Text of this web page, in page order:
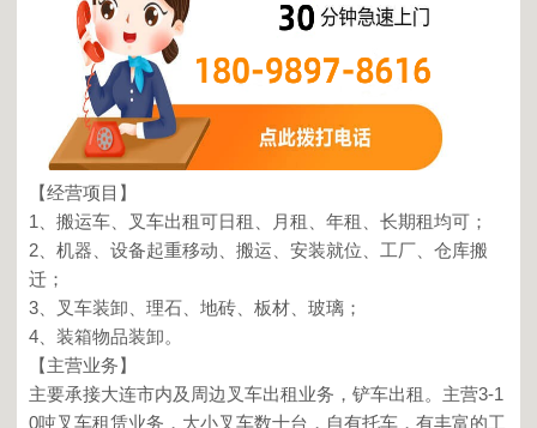
【经营项目】
1、搬运车、叉车出租可日租、月租、年租、长期租均可；
2、机器、设备起重移动、搬运、安装就位、工厂、仓库搬
迁；
3、叉车装卸、理石、地砖、板材、玻璃；
4、装箱物品装卸。
【主营业务】
主要承接大连市内及周边叉车出租业务，铲车出租。主营3-1
0吨叉车租赁业务，大小叉车数十台，自有托车，有丰富的工